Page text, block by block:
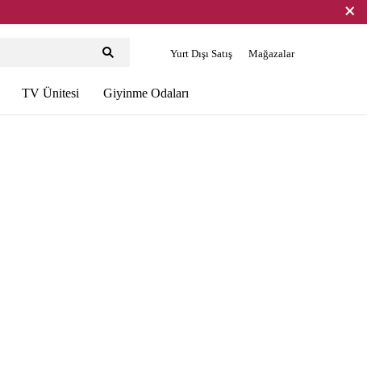
Yurt Dışı Satış Mağazalar
TV Ünitesi Giyinme Odaları